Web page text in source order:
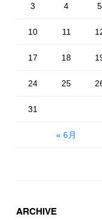
« 6月
3 4 5
10 11
17 18
24 25
31
ARCHIVE